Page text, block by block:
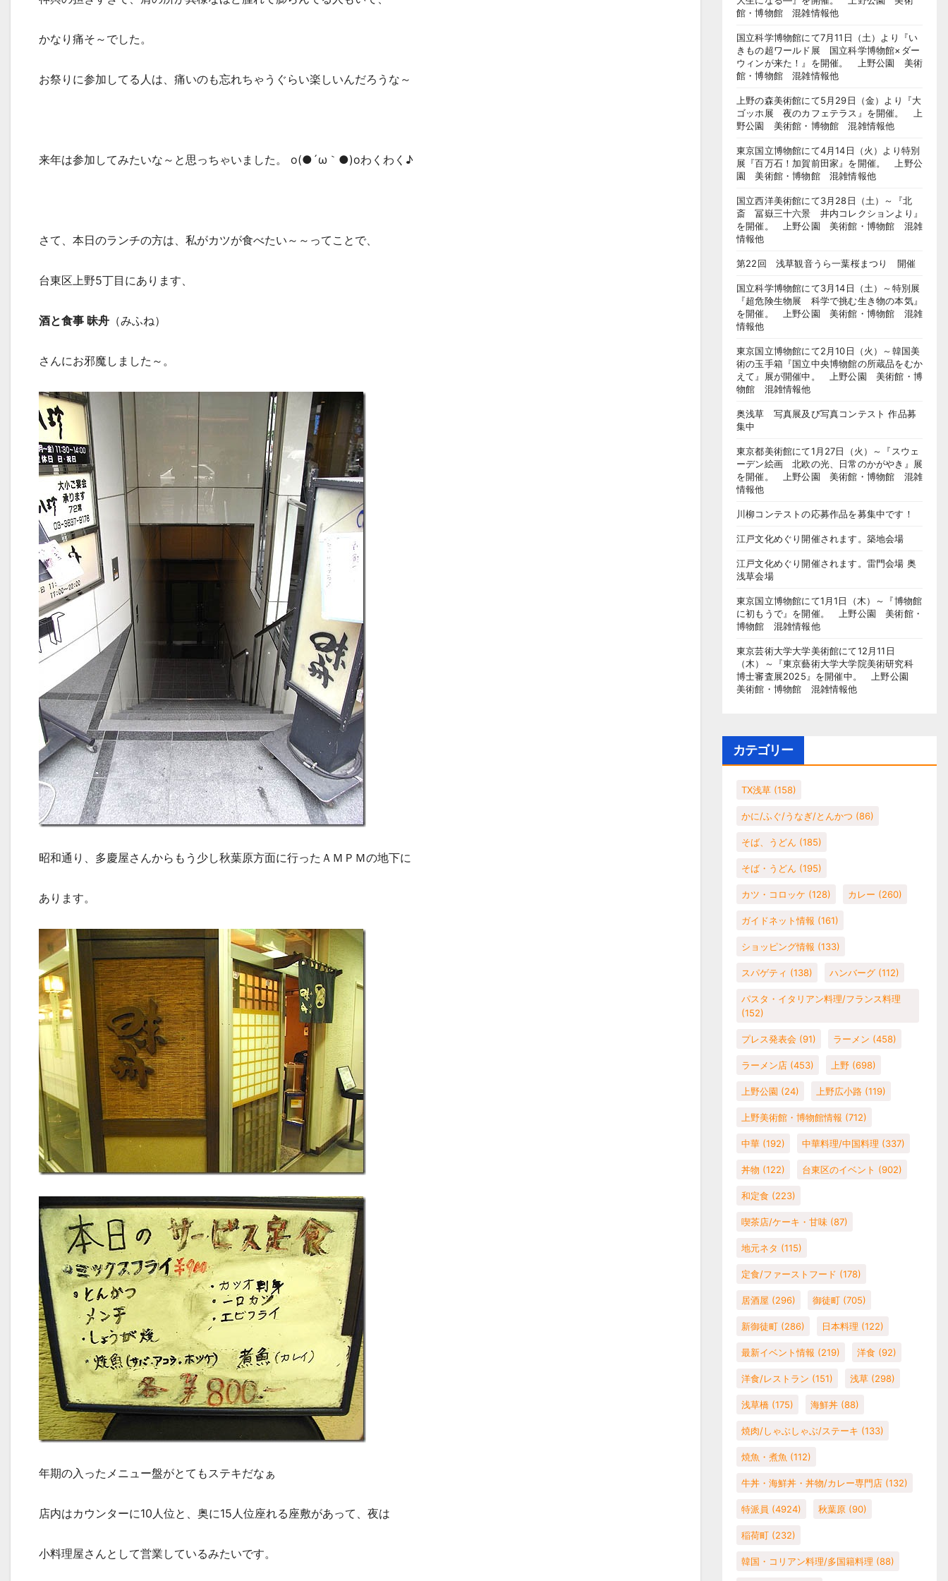
かなり痛そ～でした。
お祭りに参加してる人は、痛いのも忘れちゃうぐらい楽しいんだろうな～
来年は参加してみたいな～と思っちゃいました。 o(●´ω｀●)oわくわく♪
さて、本日のランチの方は、私がカツが食べたい～～ってことで、
台東区上野5丁目にあります、
酒と食事 昧舟 （みふね）
さんにお邪魔しました～。
昭和通り、多慶屋さんからもう少し秋葉原方面に行ったＡＭＰＭの地下に
あります。
年期の入ったメニュー盤がとてもステキだなぁ
店内はカウンターに10人位と、奥に15人位座れる座敷があって、夜は
小料理屋さんとして営業しているみたいです。
館・博物館 混雑情報他
国立科学博物館にて7月11日（土）より『い
きもの超ワールド展 国立科学博物館×ダー
ウィンが来た！』を開催。 上野公園 美術
館・博物館 混雑情報他
上野の森美術館にて5月29日（金）より『大
ゴッホ展 夜のカフェテラス』を開催。 上
野公園 美術館・博物館 混雑情報他
東京国立博物館にて4月14日（火）より特別
展『百万石！加賀前田家』を開催。 上野公
園 美術館・博物館 混雑情報他
国立西洋美術館にて3月28日（土）～『北
斎 冨嶽三十六景 井内コレクションより』
を開催。 上野公園 美術館・博物館 混雑
情報他
第22回 浅草観音うら一葉桜まつり 開催
国立科学博物館にて3月14日（土）～特別展
『超危険生物展 科学で挑む生き物の本気』
を開催。 上野公園 美術館・博物館 混雑
情報他
東京国立博物館にて2月10日（火）～韓国美
術の玉手箱『国立中央博物館の所蔵品をむか
えて』展が開催中。 上野公園 美術館・博
物館 混雑情報他
奥浅草 写真展及び写真コンテスト 作品募
集中
東京都美術館にて1月27日（火）～『スウェ
ーデン絵画 北欧の光、日常のかがやき』展
を開催。 上野公園 美術館・博物館 混雑
情報他
川柳コンテストの応募作品を募集中です！
江戸文化めぐり開催されます。築地会場
江戸文化めぐり開催されます。雷門会場 奥
浅草会場
東京国立博物館にて1月1日（木）～『博物館
に初もうで』を開催。 上野公園 美術館・
博物館 混雑情報他
東京芸術大学大学美術館にて12月11日
（木）～『東京藝術大学大学院美術研究科
博士審査展2025』を開催中。 上野公園
美術館・博物館 混雑情報他
カテゴリー
TX浅草 (158)
かに/ふぐ/うなぎ/とんかつ (86)
そば、うどん (185)
そば・うどん (195)
カツ・コロッケ (128) カレー (260)
ガイドネット情報 (161)
ショッピング情報 (133)
スパゲティ (138) ハンバーグ (112)
パスタ・イタリアン料理/フランス料理
(152)
プレス発表会 (91) ラーメン (458)
ラーメン店 (453) 上野 (698)
上野公園 (24) 上野広小路 (119)
上野美術館・博物館情報 (712)
中華 (192) 中華料理/中国料理 (337)
丼物 (122) 台東区のイベント (902)
和定食 (223)
喫茶店/ケーキ・甘味 (87)
地元ネタ (115)
定食/ファーストフード (178)
居酒屋 (296) 御徒町 (705)
新御徒町 (286) 日本料理 (122)
最新イベント情報 (219) 洋食 (92)
洋食/レストラン (151) 浅草 (298)
浅草橋 (175) 海鮮丼 (88)
焼肉/しゃぶしゃぶ/ステーキ (133)
焼魚・煮魚 (112)
牛丼・海鮮丼・丼物/カレー専門店 (132)
特派員 (4924) 秋葉原 (90)
稲荷町 (232)
韓国・コリアン料理/多国籍料理 (88)